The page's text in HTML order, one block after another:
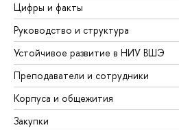
Цифры и факты
Руководство и структура
Устойчивое развитие в НИУ ВШЭ
Преподаватели и сотрудники
Корпуса и общежития
Закупки